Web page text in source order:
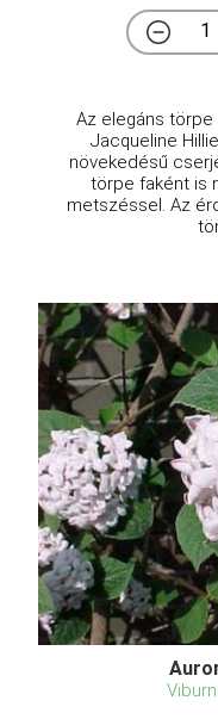
Az elegáns törpe
Jacqueline
növekedésű
törpe faként is
metszéssel. Az